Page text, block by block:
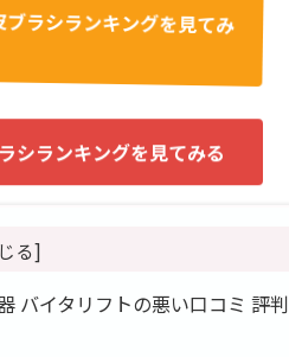
ラシランキングを見てみ
シランキングを見てみる
バイタリフトの悪い口コミ 評判